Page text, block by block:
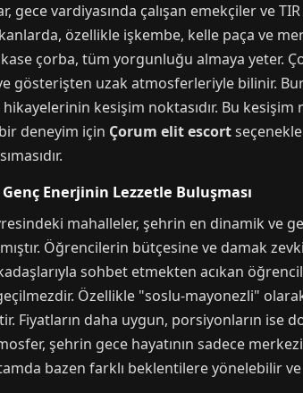
gece vardiyasında çalışan emekçiler ve
özellikle işkembe, kelle paça ve
çorba, tüm yorgunluğu almaya yeter.
gösterişten uzak atmosferleriyle bilinir.
kesişim noktasıdır. Bu
deneyim için Çorum elit escort
Enerjinin Lezzetle Buluşması
mahalleler, şehrin en dinamik ve
Öğrencilerin bütçesine ve damak
sohbet etmekten acıkan
Özellikle "soslu-mayonezli"
Fiyatların daha uygun, porsiyonların ise
şehrin gece hayatının sadece
bazen farklı beklentilere yönelebilir